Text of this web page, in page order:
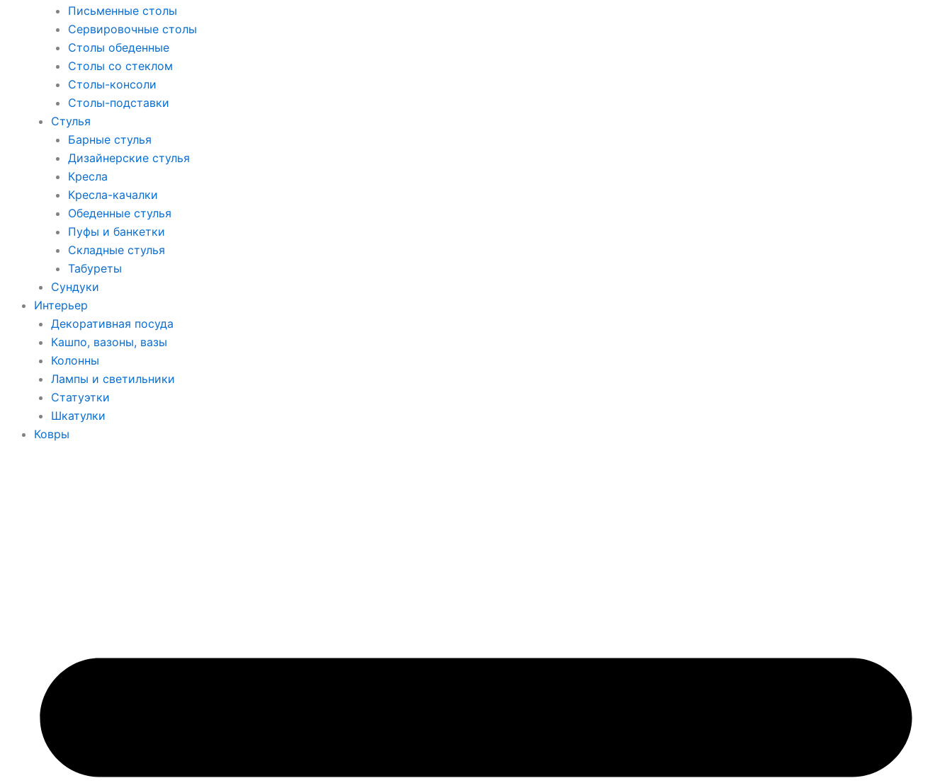
Письменные столы
Сервировочные столы
Столы обеденные
Столы со стеклом
Столы-консоли
Столы-подставки
Стулья
Барные стулья
Дизайнерские стулья
Кресла
Кресла-качалки
Обеденные стулья
Пуфы и банкетки
Складные стулья
Табуреты
Сундуки
Интерьер
Декоративная посуда
Кашпо, вазоны, вазы
Колонны
Лампы и светильники
Статуэтки
Шкатулки
Ковры